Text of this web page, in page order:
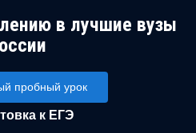
в лучшие вузы
пробный урок
к ЕГЭ